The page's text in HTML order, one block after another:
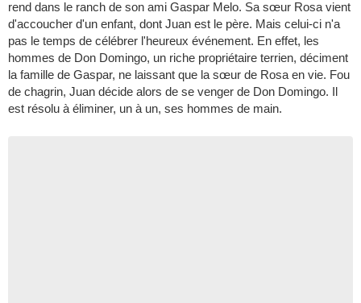
rend dans le ranch de son ami Gaspar Melo. Sa sœur Rosa vient
d'accoucher d'un enfant, dont Juan est le père. Mais celui-ci n'a
pas le temps de célébrer l'heureux événement. En effet, les
hommes de Don Domingo, un riche propriétaire terrien, déciment
la famille de Gaspar, ne laissant que la sœur de Rosa en vie. Fou
de chagrin, Juan décide alors de se venger de Don Domingo. Il
est résolu à éliminer, un à un, ses hommes de main.